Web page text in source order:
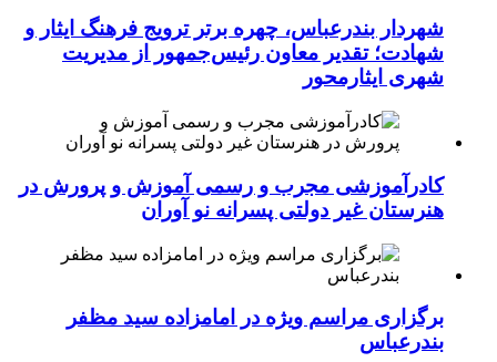
شهردار بندرعباس، چهره برتر ترویج فرهنگ ایثار و
شهادت؛ تقدیر معاون رئیس‌جمهور از مدیریت
شهری ایثارمحور
کادرآموزشی مجرب و رسمی آموزش و پرورش در
هنرستان غیر دولتی پسرانه نو آوران
برگزاری مراسم ویژه در امامزاده سید مظفر
بندرعباس